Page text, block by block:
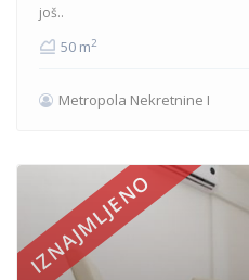
još..
50 m2
Metropola Nekretnine I
IZNAJMLJENO